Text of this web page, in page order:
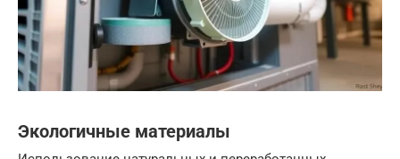
Экологичные материалы